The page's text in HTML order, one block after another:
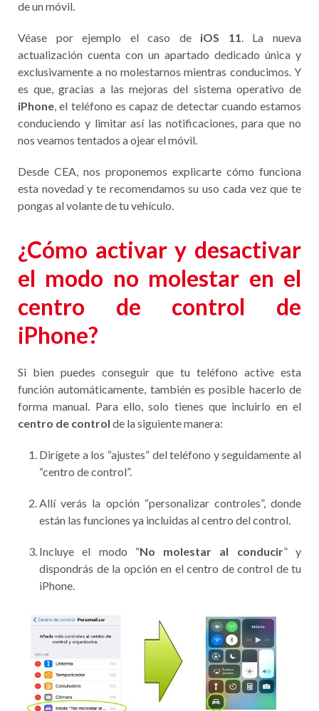
de un móvil.
Véase por ejemplo el caso de iOS 11. La nueva
actualización cuenta con un apartado dedicado única y
exclusivamente a no molestarnos mientras conducimos. Y
es que, gracias a las mejoras del sistema operativo de
iPhone, el teléfono es capaz de detectar cuando estamos
conduciendo y limitar así las notificaciones, para que no
nos veamos tentados a ojear el móvil.
Desde CEA, nos proponemos explicarte cómo funciona
esta novedad y te recomendamos su uso cada vez que te
pongas al volante de tu vehículo.
¿Cómo activar y desactivar
el modo no molestar en el
centro de control de
iPhone?
Si bien puedes conseguir que tu teléfono active esta
función automáticamente, también es posible hacerlo de
forma manual. Para ello, solo tienes que incluirlo en el
centro de control de la siguiente manera:
Dirígete a los “ajustes” del teléfono y seguidamente al
“centro de control”.
Allí verás la opción “personalizar controles”, donde
están las funciones ya incluidas al centro del control.
Incluye el modo “No molestar al conducir” y
dispondrás de la opción en el centro de control de tu
iPhone.